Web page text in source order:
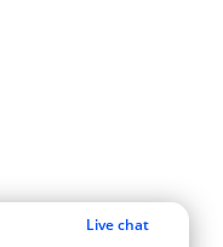
Live chat